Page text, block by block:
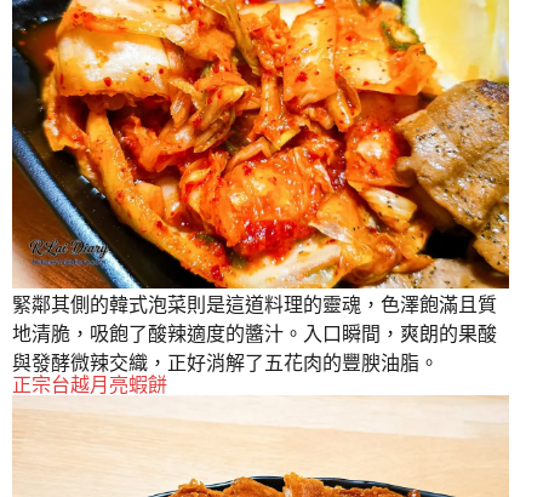
緊鄰其側的韓式泡菜則是這道料理的靈魂，色澤飽滿且質
地清脆，吸飽了酸辣適度的醬汁。入口瞬間，爽朗的果酸
與發酵微辣交織，正好消解了五花肉的豐腴油脂。
正宗台越月亮蝦餅